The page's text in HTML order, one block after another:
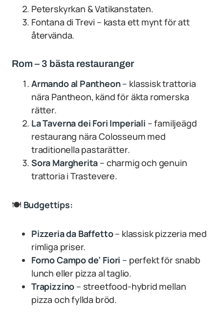
Peterskyrkan & Vatikanstaten.
Fontana di Trevi – kasta ett mynt för att
återvända.
Rom – 3 bästa restauranger
Armando al Pantheon– klassisk trattoria
nära Pantheon, känd för äkta romerska
rätter.
La Taverna dei Fori Imperiali – familjeägd
restaurang nära Colosseum med
traditionella pastarätter.
Sora Margherita – charmig och genuin
trattoria i Trastevere.
🍽 Budgettips:
Pizzeria da Baffetto– klassisk pizzeria med
rimliga priser.
Forno Campo de’ Fiori – perfekt för snabb
lunch eller pizza al taglio.
Trapizzino – streetfood-hybrid mellan
pizza och fyllda bröd.